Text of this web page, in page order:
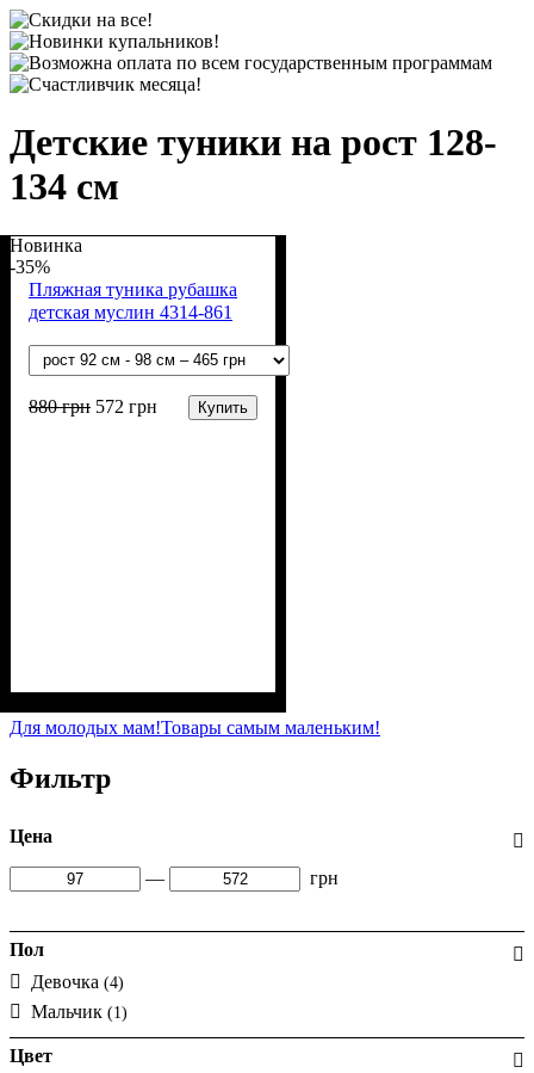
Детские туники на рост 128-
134 см
Новинка
-35%
Пляжная туника рубашка
детская муслин 4314-861
880грн 572 грн Купить
хлопок)
Для молодых мам!Товары самым маленьким!
Фильтр
Цена
— грн
Пол
Девочка (4)
Мальчик (1)
Цвет